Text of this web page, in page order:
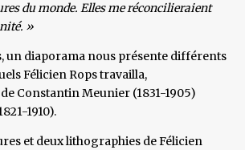
du monde. Elles me réconcilieraient
»
un diaporama nous présente différents
Félicien Rops travailla,
Constantin Meunier (1831-1905)
1910).
et deux lithographies de Félicien